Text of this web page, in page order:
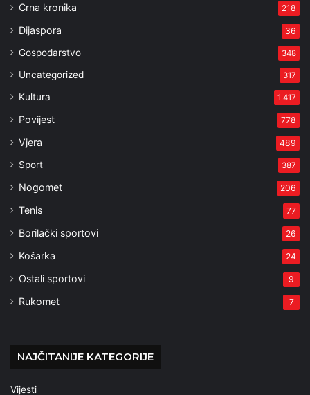
Crna kronika 218
Dijaspora 36
Gospodarstvo 348
Uncategorized 317
Kultura 1.417
Povijest 778
Vjera 489
Sport 387
Nogomet 206
Tenis 77
Borilački sportovi 26
Košarka 24
Ostali sportovi 9
Rukomet 7
NAJČITANIJE KATEGORIJE
Vijesti